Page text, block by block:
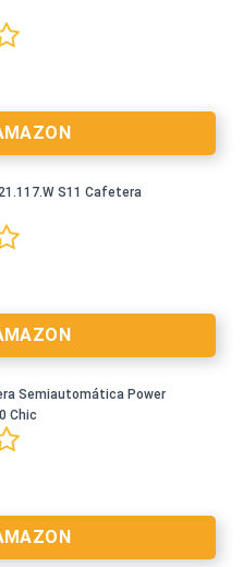
S11 Cafetera
Semiautomática Power
Chic